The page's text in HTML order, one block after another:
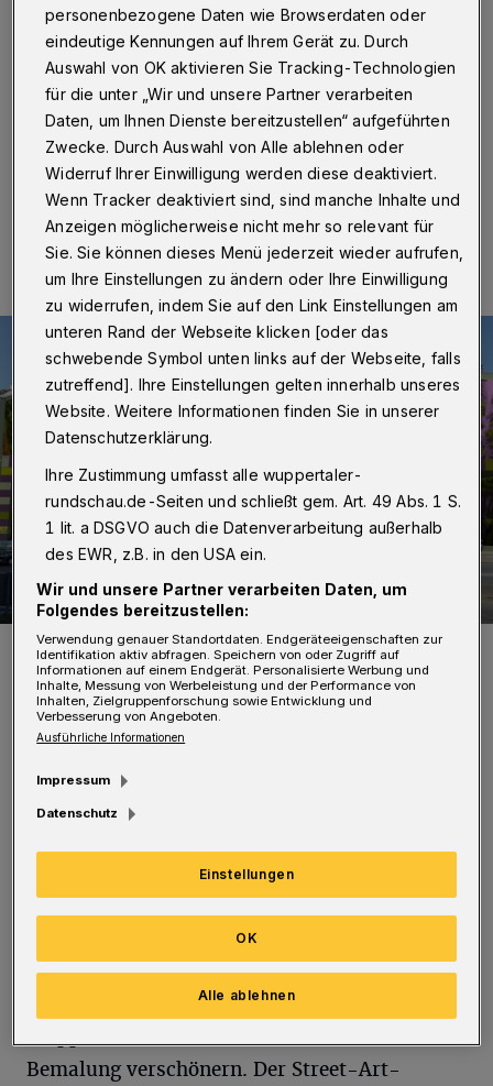
Wuppertal ·Auf der Spendenplattform „BetterPlace“
ist jetzt das Geldsammeln für die Umgestaltung des
tristen „Steinbecker Tores“ an der Straße Steinbeck in
der Elberfelder Südstadt an den Start gegangen.
24.04.2021 , 17:00 Uhr Eine Minute Lesezeit
So sieht der Entwurf aus.
Foto: Martin Heuwold
Aufwww.betterplace.org
Besseren verändern soll, vorbesctellt.
Gleichzeitig kann man dort spenden.
Auf der Plattform ist nachzulesen: „Eine
Bürgerinitative von aktiven Menschen aus
Bemalung verschönern. Der Street-Art-
personenbezogene Daten wie Browserdaten oder
eindeutige Kennungen auf Ihrem Gerät zu. Durch
Auswahl von OK aktivieren Sie Tracking-Technologien
für die unter „Wir und unsere Partner verarbeiten
Daten, um Ihnen Dienste bereitzustellen“ aufgeführten
Zwecke. Durch Auswahl von Alle ablehnen oder
Widerruf Ihrer Einwilligung werden diese deaktiviert.
Wenn Tracker deaktiviert sind, sind manche Inhalte und
Anzeigen möglicherweise nicht mehr so relevant für
Sie. Sie können dieses Menü jederzeit wieder aufrufen,
um Ihre Einstellungen zu ändern oder Ihre Einwilligung
zu widerrufen, indem Sie auf den Link Einstellungen am
unteren Rand der Webseite klicken [oder das
schwebende Symbol unten links auf der Webseite, falls
zutreffend]. Ihre Einstellungen gelten innerhalb unseres
Website. Weitere Informationen finden Sie in unserer
Datenschutzerklärung.
Ihre Zustimmung umfasst alle wuppertaler-
rundschau.de-Seiten und schließt gem. Art. 49 Abs. 1 S.
1 lit. a DSGVO auch die Datenverarbeitung außerhalb
des EWR, z.B. in den USA ein.
Wir und unsere Partner verarbeiten Daten, um
Folgendes bereitzustellen:
Verwendung genauer Standortdaten. Endgeräteeigenschaften zur
Identifikation aktiv abfragen. Speichern von oder Zugriff auf
Informationen auf einem Endgerät. Personalisierte Werbung und
Inhalte, Messung von Werbeleistung und der Performance von
Inhalten, Zielgruppenforschung sowie Entwicklung und
Verbesserung von Angeboten.
Ausführliche Informationen
Impressum
Datenschutz
Einstellungen
Alle ablehnen
OK